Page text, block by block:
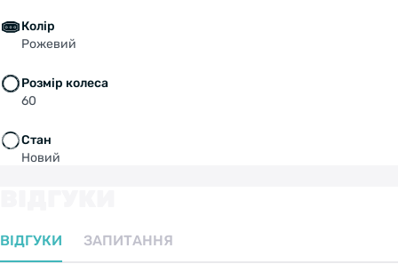
Колір
Рожевий
Розмір колеса
60
Стан
Новий
ВІДГУКИ ЗАПИТАННЯ